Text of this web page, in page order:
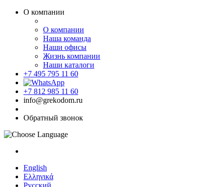
О компании
О компании
Наша команда
Наши офисы
Жизнь компании
Наши каталоги
+7 495 795 11 60
+7 812 985 11 60
info@grekodom.ru
Обратный звонок
English
Ελληνικά
Русский